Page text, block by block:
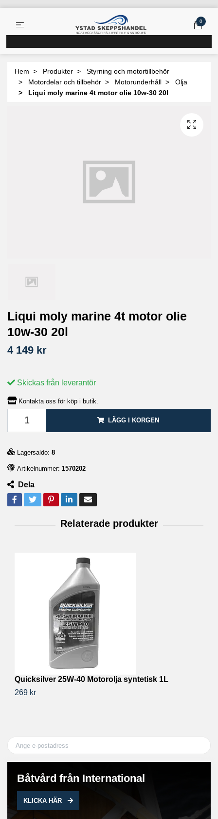
0
Båtvård från International
KLICKA HÄR
Hem Produkter
Styrning och motortillbehör
Motordelar och tillbehör
Motorunderhåll
Olja
Liqui moly marine 4t motor olie 10w-30 20l
Liqui moly marine 4t motor olie
10w-30 20l
4 149 kr
Skickas från leverantör
Kontakta oss för köp i butik.
LÄGG I KORGEN
Lagersaldo: 8
Artikelnummer: 1570202
Dela
Quicksilver 25W-40 Motorolja syntetisk 1L
269 kr